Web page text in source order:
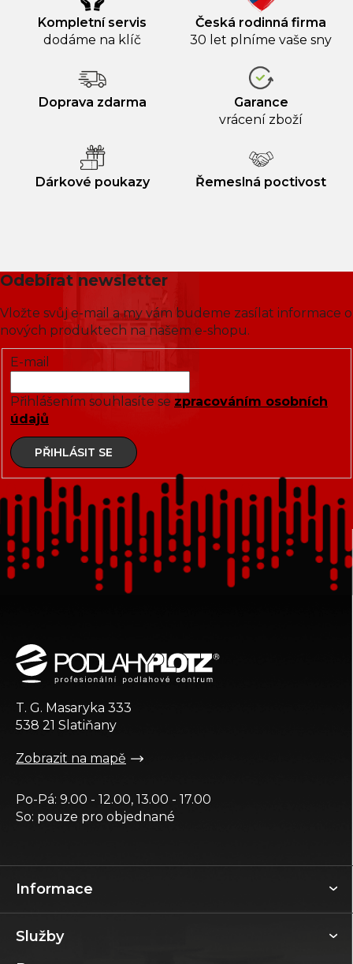
Kompletní servis
dodáme na klíč
Česká rodinná firma
30 let plníme vaše sny
Doprava zdarma
Garance
vrácení zboží
Dárkové poukazy Řemeslná poctivost
Odebírat newsletter
Vložte svůj e-mail a my vám budeme zasílat informace o
nových produktech na našem e-shopu.
E-mail
Přihlášením souhlasíte se zpracováním osobních
údajů
PŘIHLÁSIT SE
Informace
Služby
T. G. Masaryka 333
538 21 Slatiňany
Zobrazit na mapě
Po-Pá: 9.00 - 12.00, 13.00 - 17.00
So: pouze pro objednané